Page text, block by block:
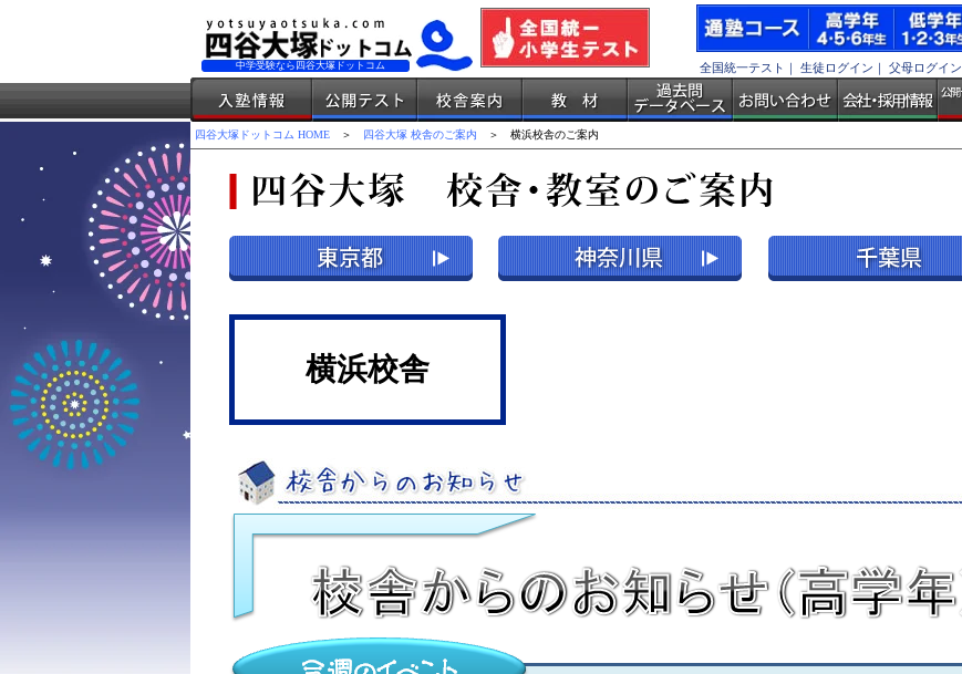
中学受験なら四谷大塚ドットコム 全国統一テスト ｜ 生徒ログイン ｜ 父母ログイン
四谷大塚ドットコム HOME ＞ 四谷大塚 校舎のご案内 ＞ 横浜校舎のご案内
横浜校舎